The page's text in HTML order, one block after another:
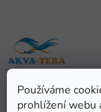
Používáme
prohlížení webu
obsah
Domů / ZAHRADNÍ